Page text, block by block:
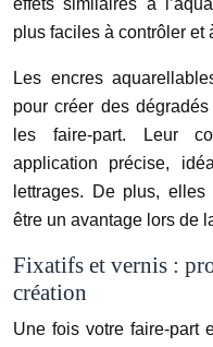
effets similaires à
plus faciles à contrôler et
Les encres
pour créer des
les faire-part. Leur
application précise,
lettrages. De plus,
être un avantage lors de
Fixatifs et vernis :
création
Une fois votre faire-part